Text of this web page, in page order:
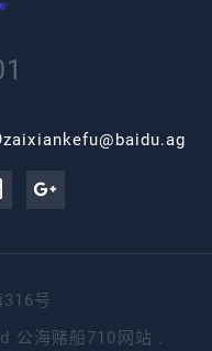
号
公海赌船710网站 .